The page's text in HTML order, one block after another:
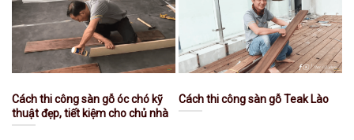
Cách thi công sàn gỗ óc chó kỹ
thuật đẹp, tiết kiệm cho chủ nhà
Cách thi công sàn gỗ Teak Lào